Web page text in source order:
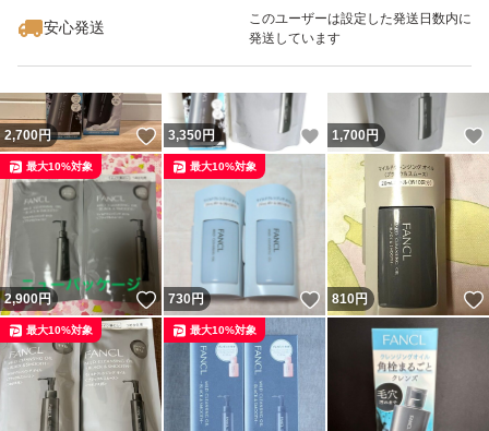
安心発送
このユーザーは設定した発送日数内に
発送しています
2,700円 いいね！
3,350円 いいね！
1,700円
2,900円 いいね！
最大10%対象
730円 いいね！
最大10%対象
810円
最大10%対象 最大10%対象